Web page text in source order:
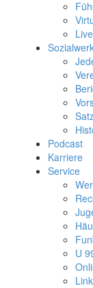
Podcast
Karriere
Service
U